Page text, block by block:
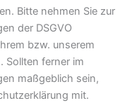
Bitte nehmen Sie zur
der DSGVO
bzw. unserem
Sollten ferner im
maßgeblich sein,
mit.